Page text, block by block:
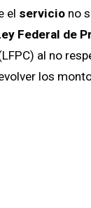
el serviciono
Federal de
al no
los